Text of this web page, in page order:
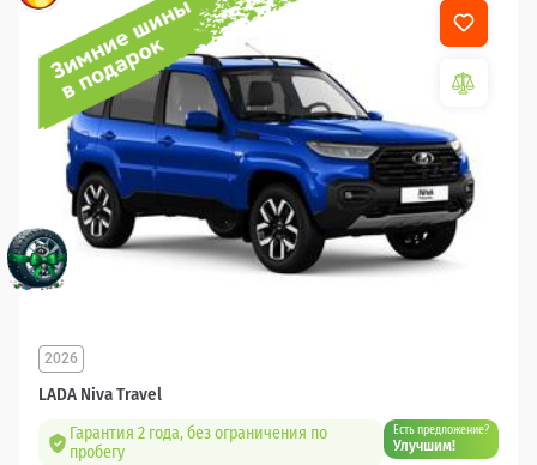
LADA Niva Travel
2026
Гарантия 2 года, без ограничения по
пробегу
Есть предложение?
Улучшим!